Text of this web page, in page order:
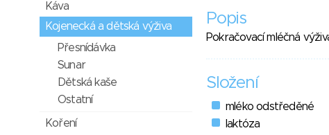
Popis
Pokračovací mléčná
Složení
mléko odstředěné
laktóza
Káva
Kojenecká a dětská výživa
Přesnídávka
Sunar
Dětská kaše
Ostatní
Koření